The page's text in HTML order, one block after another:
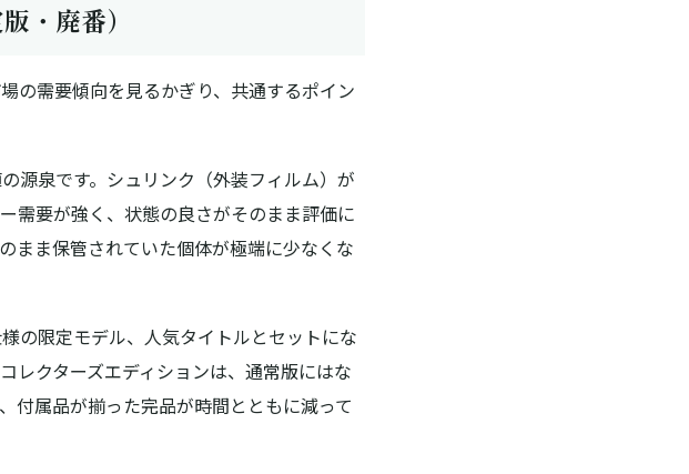
・廃番）
の需要傾向を見るかぎり、共通するポイン
源泉です。シュリンク（外装フィルム）が
需要が強く、状態の良さがそのまま評価に
まま保管されていた個体が極端に少なくな
の限定モデル、人気タイトルとセットにな
レクターズエディションは、通常版にはな
付属品が揃った完品が時間とともに減って